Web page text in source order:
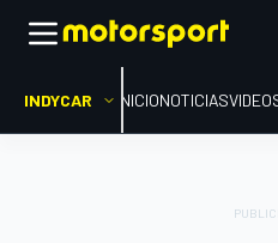
INDYCAR INICIONOTICIAS